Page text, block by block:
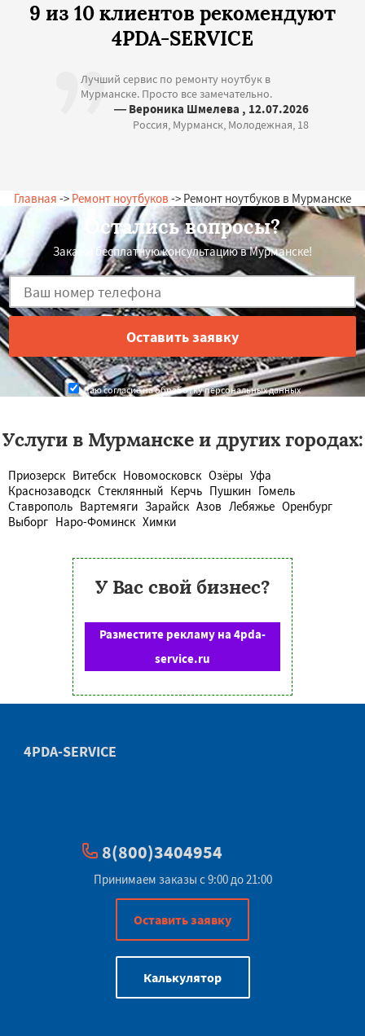
9 из 10 клиентов рекомендуют
4PDA-SERVICE
Лучший сервис по ремонту ноутбук в
Мурманске. Просто все замечательно.
— Вероника Шмелева , 12.07.2026
Россия, Мурманск, Молодежная, 18
Главная -> Ремонт ноутбуков -> Ремонт ноутбуков в Мурманске
Остались вопросы?
Закажи бесплатную консультацию в Мурманске!
Даю согласие на обработку персональных данных
Услуги в Мурманске и других городах:
Приозерск Витебск Новомосковск Озёры Уфа
Краснозаводск Стеклянный Керчь Пушкин Гомель
Ставрополь Вартемяги Зарайск Азов Лебяжье Оренбург
Выборг Наро-Фоминск Химки
У Вас свой бизнес?
Разместите рекламу на 4pda-
service.ru
4PDA-SERVICE
8(800)3404954
Принимаем заказы с 9:00 до 21:00
Оставить заявку
Калькулятор